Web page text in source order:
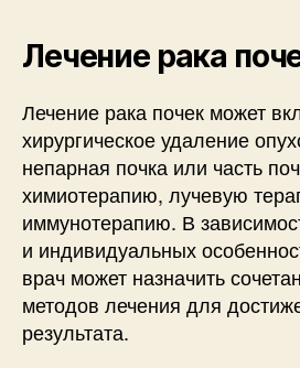
Лечение рака
Лечение рака почек может
хирургическое удаление
непарная почка или часть
химиотерапию, лучевую
иммунотерапию. В
и индивидуальных
врач может назначить
методов лечения для
результата.